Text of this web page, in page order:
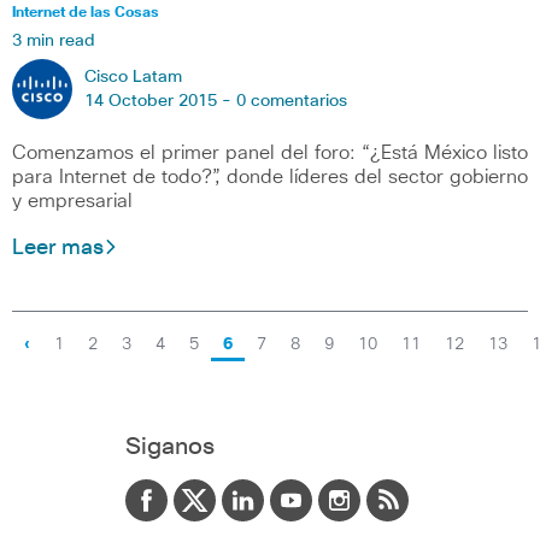
Internet de las Cosas
3 min read
Cisco Latam
14 October 2015 - 0 comentarios
Comenzamos el primer panel del foro: “¿Está México listo
para Internet de todo?”, donde líderes del sector gobierno
y empresarial
Leer mas
‹ 1 2 3 4 5 6 7 8 9 10 11 12 13
Siganos